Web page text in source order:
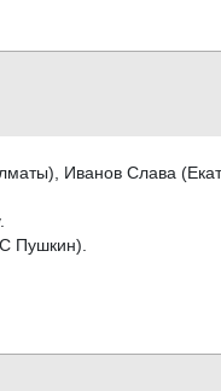
Иванов Слава
Пушкин).